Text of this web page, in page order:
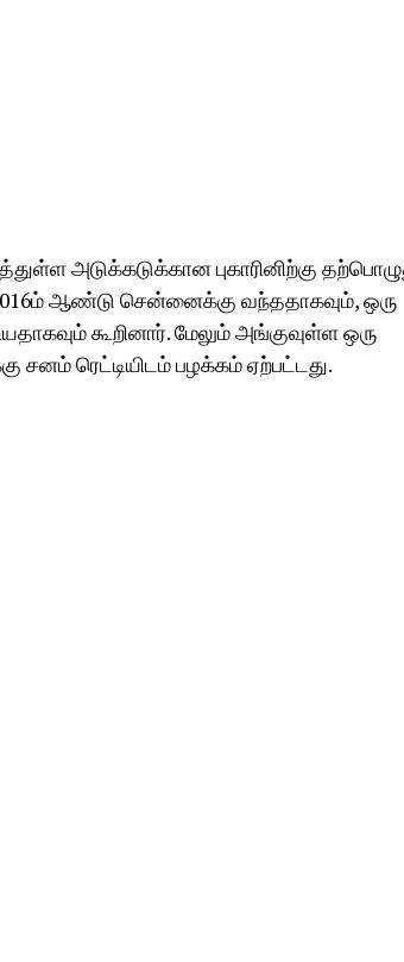
அடுக்கடுக்கான புகாரினிற்கு
ஆண்டு சென்னைக்கு வந்ததாகவும், ஒரு
கூறினார். மேலும் அங்குவுள்ள ஒரு
சனம் ரெட்டியிடம் பழக்கம் ஏற்பட்டது.